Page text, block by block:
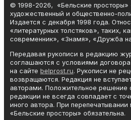
© 1998-2026, «Бельские просторы»
художественный и общественно-
Издается с декабря 1998 года.
«литературных толстяков», таких,
современник», «Знамя», «Дружба
Передавая рукописи в редакцию
соглашаются с условиями
на сайте belprost.ru. Рукописи не
возвращаются. Редакция не
авторами. Положительное решение
редакции не всегда совпадает с
иного автора. При
«Бельские просторы» обязательна.